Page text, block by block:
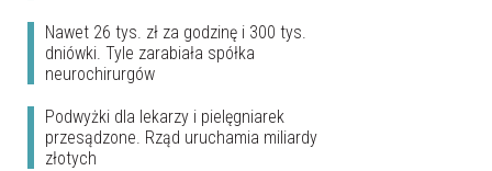
Nawet 26 tys. zł za godzinę i 300 tys.
dniówki. Tyle zarabiała spółka
neurochirurgów
Podwyżki dla lekarzy i pielęgniarek
przesądzone. Rząd uruchamia miliardy
złotych